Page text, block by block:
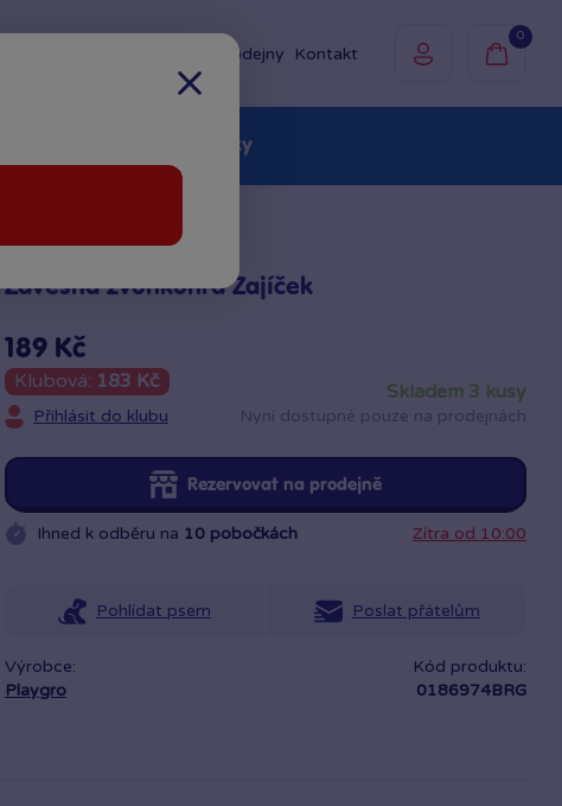
Prodejny Kontakt
0
Značky
Závěsná zvonkohra Zajíček
189 Kč
Klubová: 183 Kč
Přihlásit do klubu
skladem 3 kusy
Nyní dostupné pouze na prodejnách
Rezervovat na prodejně
Ihned k odběru na 10 pobočkách Zítra od 10:00
Pohlídat psem Poslat přátelům
Výrobce:
Playgro
Kód produktu:
0186974BRG